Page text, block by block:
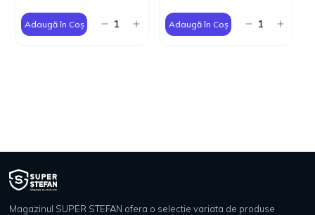
Adaugă în Coș Adaugă în Coș
Magazinul SUPER STEFAN ofera o selectie variata de produse